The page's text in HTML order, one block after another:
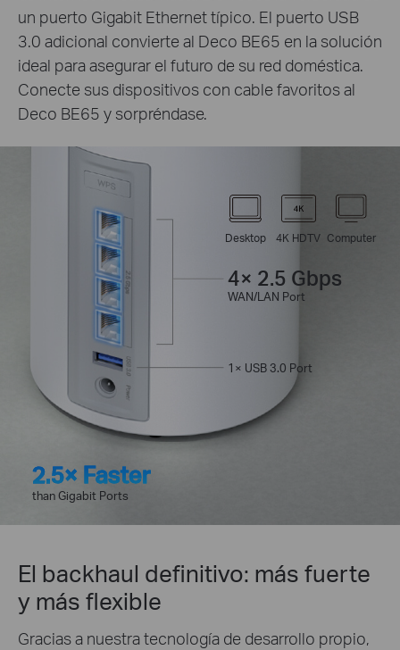
un puerto Gigabit Ethernet típico. El puerto USB
3.0 adicional convierte al Deco BE65 en la solución
ideal para asegurar el futuro de su red doméstica.
Conecte sus dispositivos con cable favoritos al
Deco BE65 y sorpréndase.
2.5× Faster
than Gigabit Ports
Desktop 4K HDTV Computer
4× 2.5 Gbps
WAN/LAN Port
1× USB 3.0 Port
El backhaul definitivo: más fuerte
y más flexible
Gracias a nuestra tecnología de desarrollo propio,